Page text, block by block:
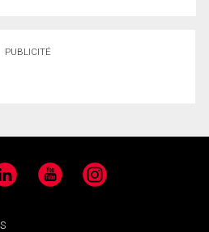
PUBLICITÉ
YouTube Instagram